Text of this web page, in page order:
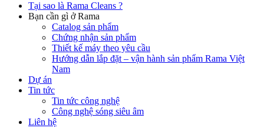
Tại sao là Rama Cleans ?
Bạn cần gì ở Rama
Catalog sản phẩm
Chứng nhận sản phẩm
Thiết kế máy theo yêu cầu
Hướng dẫn lắp đặt – vận hành sản phẩm Rama Việt
Nam
Dự án
Tin tức
Tin tức công nghệ
Công nghệ sóng siêu âm
Liên hệ